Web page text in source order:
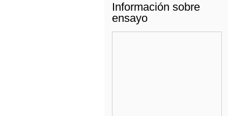
Información sobre
ensayo